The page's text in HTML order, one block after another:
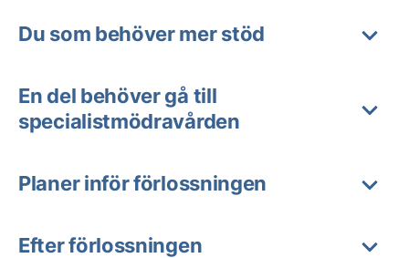
Du som behöver mer stöd
En del behöver gå till
specialistmödravården
Planer inför förlossningen
Efter förlossningen